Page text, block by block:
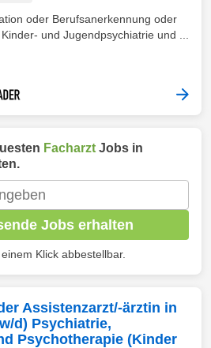
oder Berufsanerkennung oder
und Jugendpsychiatrie und ...
Facharzt Jobs in
Jobs erhalten
Klick abbestellbar.
Assistenzarzt/-ärztin in
d) Psychiatrie,
Psychotherapie (Kinder